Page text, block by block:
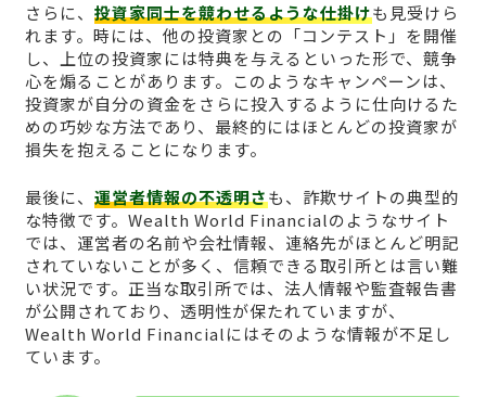
さらに、 投資家同士を競わせるような仕掛けも見受けら
れます。時には、他の投資家との「コンテスト」を開催
し、上位の投資家には特典を与えるといった形で、競争
心を煽ることがあります。このようなキャンペーンは、
投資家が自分の資金をさらに投入するように仕向けるた
めの巧妙な方法であり、最終的にはほとんどの投資家が
損失を抱えることになります。
最後に、 運営者情報の不透明さも、詐欺サイトの典型的
な特徴です。Wealth World Financialのようなサイト
では、運営者の名前や会社情報、連絡先がほとんど明記
されていないことが多く、信頼できる取引所とは言い難
い状況です。正当な取引所では、法人情報や監査報告書
が公開されており、透明性が保たれていますが、
Wealth World Financialにはそのような情報が不足し
ています。